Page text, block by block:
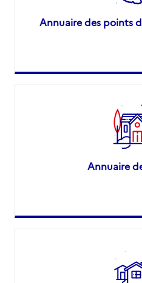
Annuaire des points
Annuaire